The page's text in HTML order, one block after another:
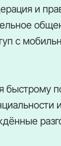
и
с
быстрому